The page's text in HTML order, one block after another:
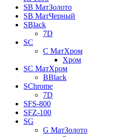
SB МатЗолото
SB МатЧерный
SBlack
7D
SC
C МатХром
Хром
SC МатХром
BBlack
SChrome
7D
SFS-800
SFZ-100
SG
G МатЗолото